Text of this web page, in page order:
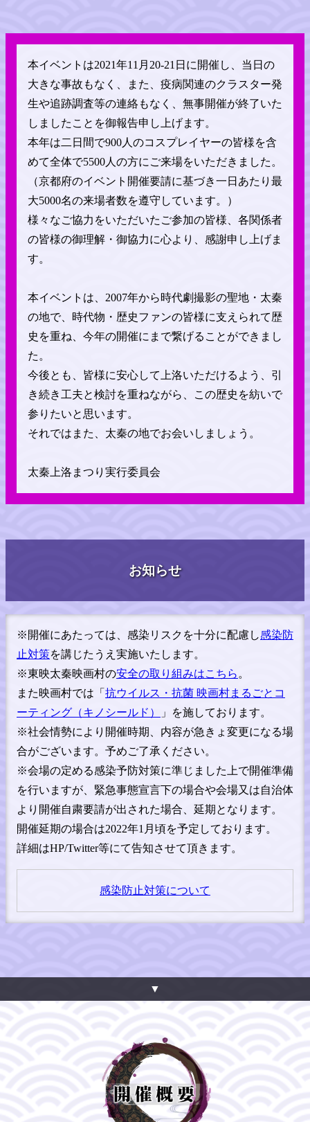
本イベントは2021年11月20-21日に開催し、当日の
大きな事故もなく、また、疫病関連のクラスター発
生や追跡調査等の連絡もなく、無事開催が終了いた
しましたことを御報告申し上げます。
本年は二日間で900人のコスプレイヤーの皆様を含
めて全体で5500人の方にご来場をいただきました。
（京都府のイベント開催要請に基づき一日あたり最
大5000名の来場者数を遵守しています。）
様々なご協力をいただいたご参加の皆様、各関係者
の皆様の御理解・御協力に心より、感謝申し上げま
す。
本イベントは、2007年から時代劇撮影の聖地・太秦
の地で、時代物・歴史ファンの皆様に支えられて歴
史を重ね、今年の開催にまで繋げることができまし
た。
今後とも、皆様に安心して上洛いただけるよう、引
き続き工夫と検討を重ねながら、この歴史を紡いで
参りたいと思います。
それではまた、太秦の地でお会いしましょう。
太秦上洛まつり実行委員会
お知らせ
※開催にあたっては、感染リスクを十分に配慮し感染防
止対策を講じたうえ実施いたします。
※東映太秦映画村の安全の取り組みはこちら 。
また映画村では「 抗ウイルス・抗菌 映画村まるごとコ
ーティング（キノシールド）
」を施しております。
※社会情勢により開催時期、内容が急きょ変更になる場
合がございます。予めご了承ください。
※会場の定める感染予防対策に準じました上で開催準備
を行いますが、緊急事態宣言下の場合や会場又は自治体
より開催自粛要請が出された場合、延期となります。
開催延期の場合は2022年1月頃を予定しております。
詳細はHP/Twitter等にて告知させて頂きます。
感染防止対策について
▼